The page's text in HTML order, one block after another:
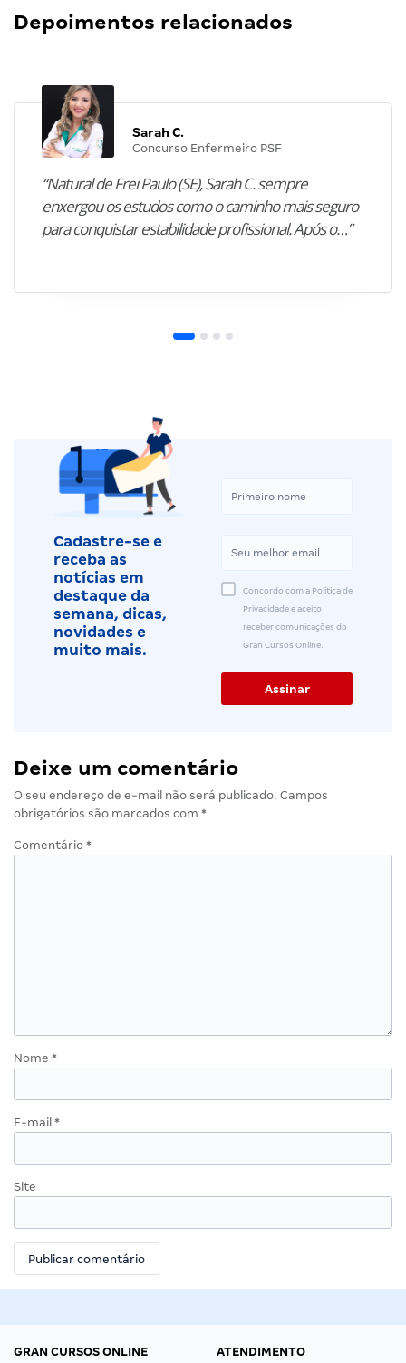
Depoimentos relacionados
Sarah C.
Concurso Enfermeiro PSF
“Natural de Frei Paulo (SE), Sarah C. sempre
enxergou os estudos como o caminho mais seguro
para conquistar estabilidade profissional. Após o…”
Cadastre-se e
receba as
notícias em
destaque da
semana, dicas,
novidades e
muito mais.
Concordo com a Política de
Privacidade e aceito
receber comunicações do
Gran Cursos Online.
Deixe um comentário
O seu endereço de e-mail não será publicado. Campos
obrigatórios são marcados com *
Comentário *
Nome *
E-mail *
Site
GRAN CURSOS ONLINE
ATENDIMENTO